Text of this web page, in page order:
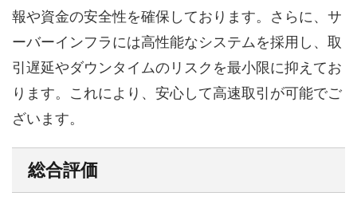
報や資金の安全性を確保しております。さらに、サ
ーバーインフラには高性能なシステムを採用し、取
引遅延やダウンタイムのリスクを最小限に抑えてお
ります。これにより、安心して高速取引が可能でご
ざいます。
総合評価